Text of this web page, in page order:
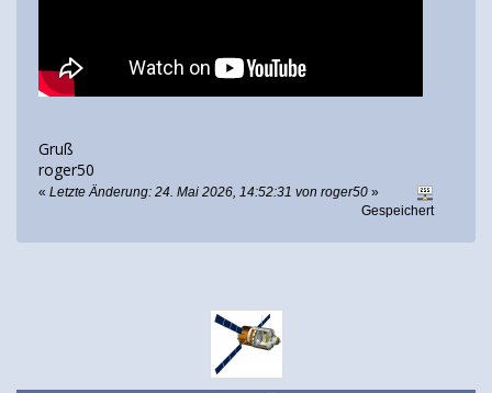
Gruß
roger50
« Letzte Änderung: 24. Mai 2026, 14:52:31 von roger50 »
Gespeichert